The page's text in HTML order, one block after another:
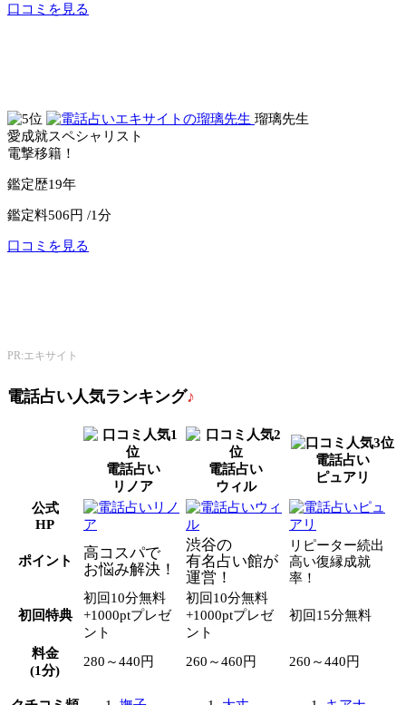
口コミを見る
瑠璃先生
愛成就スペシャリスト
電撃移籍！
鑑定歴19年
鑑定料506円 /1分
口コミを見る
PR:エキサイト
電話占い人気ランキング♪
電話占い
リノア
電話占い
ウィル
電話占い
ピュアリ
公式
HP
ポイント
高コスパで
お悩み解決！
渋谷の
有名占い館が
運営！
リピーター続出
高い復縁成就
率！
初回特典
初回10分無料
+1000ptプレゼ
ント
初回10分無料
+1000ptプレゼ
ント
初回15分無料
料金
(1分)
280～440円 260～460円 260～440円